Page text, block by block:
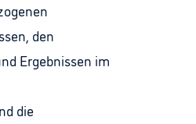
den
Ergebnissen im
die